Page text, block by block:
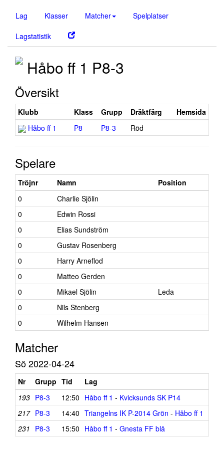
Lag Klasser Matcher Spelplatser
Lagstatistik
Håbo ff 1 P8-3
Översikt
Klubb Klass Grupp Dräktfärg
Hemsida
Håbo ff 1
P8 P8-3 Röd
Spelare
Tröjnr Namn
Position
0
Charlie Sjölin
0
Edwin Rossi
0
Elias Sundström
0
Gustav Rosenberg
0
Harry Arneflod
0
Matteo Gerden
0
Mikael Sjölin
Leda
0
Nils Stenberg
0
Wilhelm Hansen
Matcher
Sö 2022-04-24
Nr Grupp Tid Lag
193 P8-3 12:50 Håbo ff 1 - Kvicksunds SK P14
217 P8-3 14:40 Triangelns IK P-2014 Grön - Håbo ff 1
231 P8-3 15:50 Håbo ff 1 - Gnesta FF blå